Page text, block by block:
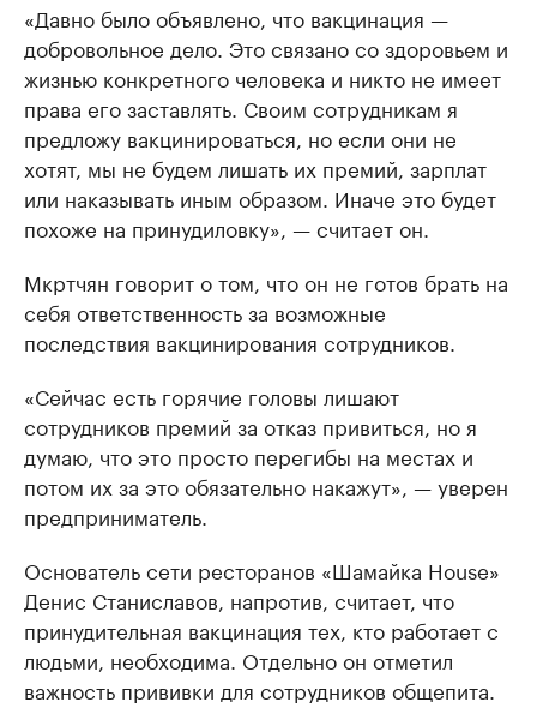
«Давно было объявлено, что вакцинация —
добровольное дело. Это связано со здоровьем и
жизнью конкретного человека и никто не имеет
права его заставлять. Своим сотрудникам я
предложу вакцинироваться, но если они не
хотят, мы не будем лишать их премий, зарплат
или наказывать иным образом. Иначе это будет
похоже на принудиловку», — считает он.
Мкртчян говорит о том, что он не готов брать на
себя ответственность за возможные
последствия вакцинирования сотрудников.
«Сейчас есть горячие головы лишают
сотрудников премий за отказ привиться, но я
думаю, что это просто перегибы на местах и
потом их за это обязательно накажут», — уверен
предприниматель.
Основатель сети ресторанов «Шамайка House»
Денис Станиславов, напротив, считает, что
принудительная вакцинация тех, кто работает с
людьми, необходима. Отдельно он отметил
важность прививки для сотрудников общепита.